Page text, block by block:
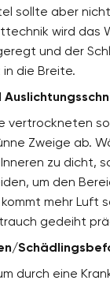
sollte aber
wird das
und der
die Breite.
vertrockneten
Zweige ab.
zu dicht,
um den
mehr Luft
gedeiht
durch eine